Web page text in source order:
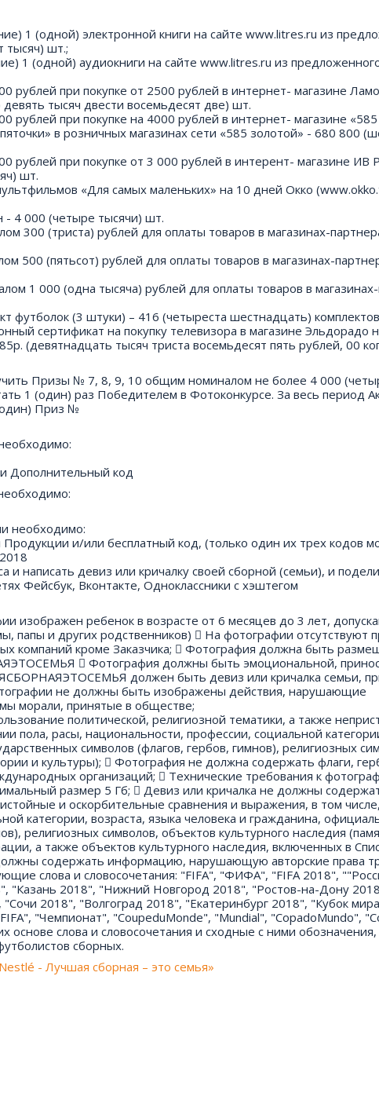
1 (одной) электронной книги на сайте www.litres.ru из
тысяч) шт.;
1 (одной) аудиокниги на сайте www.litres.ru из предложенного
рублей при покупке от 2500 рублей в интернет- магазине
тысяч двести восемьдесят две) шт.
при покупке на 4000 рублей в интернет- магазине
в розничных магазинах сети «585 золотой» - 680 800
рублей при покупке от 3 000 рублей в интерент- магазине ИВ
шт.
«Для самых маленьких» на 10 дней Окко
4 000 (четыре тысячи) шт.
300 (триста) рублей для оплаты товаров в магазинах-
500 (пятьсот) рублей для оплаты товаров в магазинах-
1 000 (одна тысяча) рублей для оплаты товаров в
футболок (3 штуки) – 416 (четыреста шестнадцать)
сертификат на покупку телевизора в магазине Эльдорадо
(девятнадцать тысяч триста восемьдесят пять рублей, 00
Призы № 7, 8, 9, 10 общим номиналом не более 4 000
1 (один) раз Победителем в Фотоконкурсе. За весь период
Приз №
Дополнительный код
необходимо:
Продукции и/или бесплатный код, (только один их трех кодов
и написать девиз или кричалку своей сборной (семьи), и
Фейсбук, Вконтакте, Одноклассники с хэштегом
изображен ребенок в возрасте от 6 месяцев до 3 лет,
папы и других родственников)  На фотографии отсутствуют
компаний кроме Заказчика;  Фотография должна быть
 Фотография должны быть эмоциональной,
должен быть девиз или кричалка семьи,
не должны быть изображены действия, нарушающие
морали, принятые в обществе;
политической, религиозной тематики, а также
пола, расы, национальности, профессии, социальной
символов (флагов, гербов, гимнов), религиозных
и культуры);  Фотография не должна содержать флаги,
организаций;  Технические требования к
размер 5 Гб;  Девиз или кричалка не должны
и оскорбительные сравнения и выражения, в том
категории, возраста, языка человека и гражданина,
религиозных символов, объектов культурного наследия
а также объектов культурного наследия, включенных в
содержать информацию, нарушающую авторские права
слова и словосочетания: "FIFA", "ФИФА", "FIFA 2018",
"Казань 2018", "Нижний Новгород 2018", "Ростов-на-Дону
2018", "Волгоград 2018", "Екатеринбург 2018", "Кубок
"Чемпионат", "CoupeduMonde", "Mundial", "CopadoMundo",
слова и словосочетания и сходные с ними обозначения,
сборных.
- Лучшая сборная – это семья»